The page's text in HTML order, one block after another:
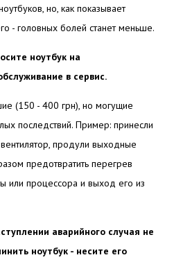
но, как показывает
- головных болей станет меньше.
ноутбук на
в сервис.
(150 - 400 грн), но могущие
последствий. Пример: принесли
продули выходные
предотвратить перегрев
или процессора и выход его из
аварийного случая не
ноутбук - несите его